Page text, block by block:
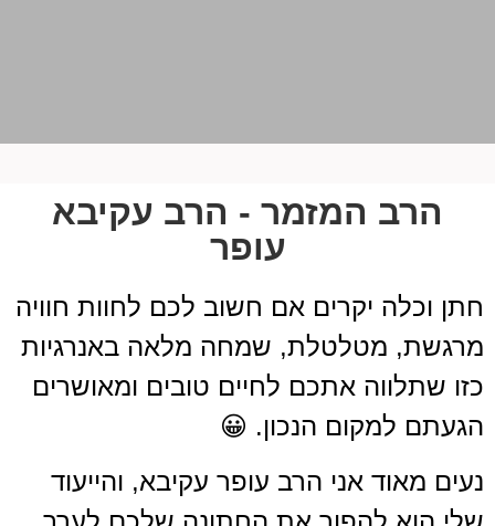
הרב המזמר - הרב עקיבא
עופר
חתן וכלה יקרים אם חשוב לכם לחוות חוויה
מרגשת, מטלטלת, שמחה מלאה באנרגיות
כזו שתלווה אתכם לחיים טובים ומאושרים
הגעתם למקום הנכון. 😀
נעים מאוד אני הרב עופר עקיבא, והייעוד